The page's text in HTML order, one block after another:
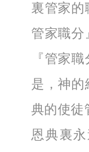
裏管家的
管家職分
『管家
是，神
典的使徒
恩典裏